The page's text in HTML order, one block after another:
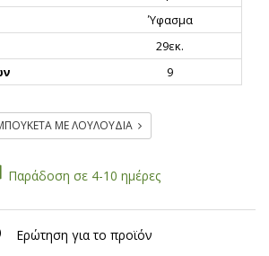
Ύφασμα
29εκ.
9
ΜΕ ΛΟΥΛΟΥΔΙΑ
Παράδοση σε 4-10 ημέρες
Ερώτηση για το προϊόν